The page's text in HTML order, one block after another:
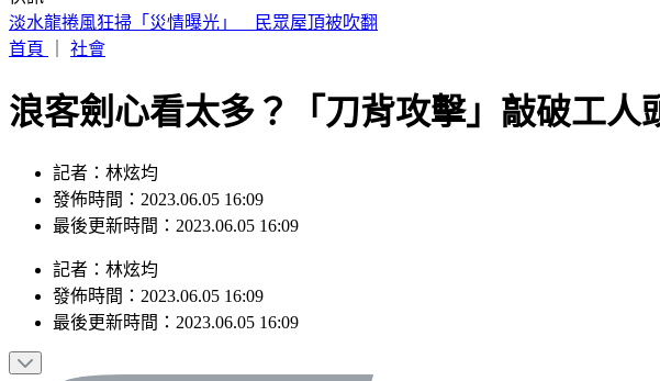
第7家出包！翰霖苦茶油致癌物「苯駢芘」超標 百瓶已流出
首頁
社會
浪客劍心看太多？「刀背攻擊」敲破工
記者：林炫均
發佈時間：2023.06.05 16:09
最後更新時間：2023.06.05 16:09
記者 ： 林炫均
發佈時間： 2023.06.05 16:09
最後更新時間： 2023.06.05 16:09